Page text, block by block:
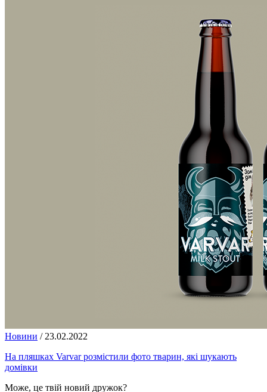
Новини / 23.02.2022
На пляшках Varvar розмістили фото тварин, які шукають
домівки
Може, це твій новий дружок?